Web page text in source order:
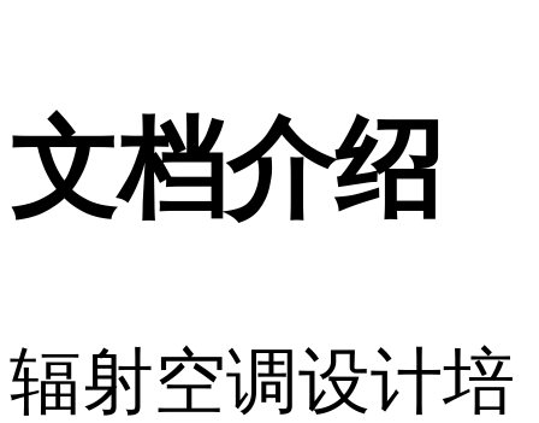
文档介绍
辐射空调设计培